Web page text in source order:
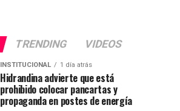
TRENDING VIDEOS
INSTITUCIONAL 1 día atrás
Hidrandina advierte que está
prohibido colocar pancartas y
propaganda en postes de energía